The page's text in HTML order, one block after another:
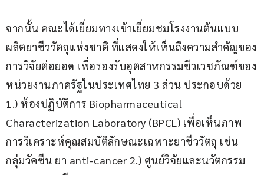
จากนั้น คณะได้เยี่ยมทางเข้าเยี่ยมชมโรงงานต้นแบบ
ผลิตยาชีววัตถุแห่งชาติ ที่แสดงให้เห็นถึงความสำคัญของ
การวิจัยต่อยอด เพื่อรองรับอุตสาหกรรมชีวเวชภัณฑ์ของ
หน่วยงานภาครัฐในประเทศไทย 3 ส่วน ประกอบด้วย
1.) ห้องปฏิบัติการ Biopharmaceutical
Characterization Laboratory (BPCL) เพื่อเห็นภาพ
การวิเคราะห์คุณสมบัติลักษณะเฉพาะยาชีววัตถุ เช่น
กลุ่มวัคซีน ยา anti-cancer 2.) ศูนย์วิจัยและนวัตกรรม